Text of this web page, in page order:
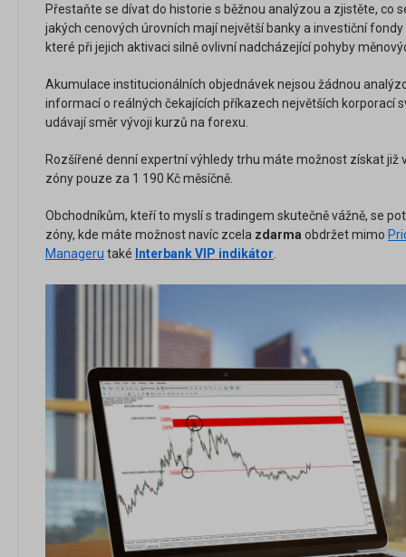
Přestaňte se dívat do historie s běžnou analýzou a zjistěte, co
jakých cenových úrovních mají největší banky a investiční
které při jejich aktivaci silně ovlivní nadcházející pohyby
Akumulace institucionálních objednávek nejsou žádnou
informací o reálných čekajících příkazech největších korporací
udávají směr vývoji kurzů na forexu.
Rozšířené denní expertní výhledy trhu máte možnost získat již
zóny pouze za 1 190 Kč měsíčně.
Obchodníkům, kteří to myslí s tradingem skutečně vážně, se
zóny, kde máte možnost navíc zcela zdarma obdržet mimo
Manageru také Interbank VIP indikátor